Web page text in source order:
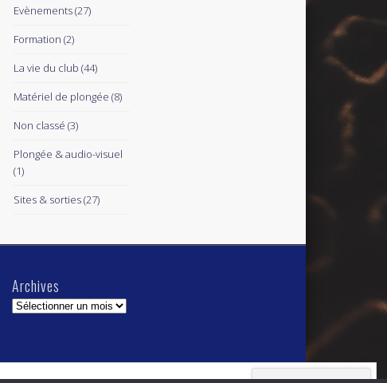
Evènements(27)
Formation (2)
La vie du club (44)
Matériel de plongée (8)
Non classé (3)
Plongée & audio-visuel
(1)
Sites & sorties(27)
Archives
Archives